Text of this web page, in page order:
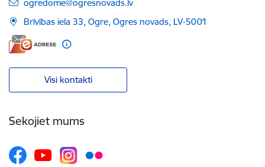
ogredome@ogresnovads.lv
Brīvības iela 33, Ogre, Ogres novads, LV-5001
Visi kontakti
Sekojiet mums